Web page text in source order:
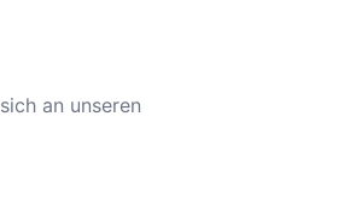
an unseren